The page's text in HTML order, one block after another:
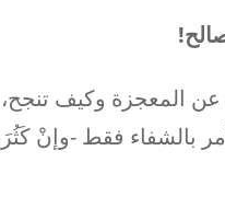
المعجزة وكيف
بالشفاء فقط -وإنْ